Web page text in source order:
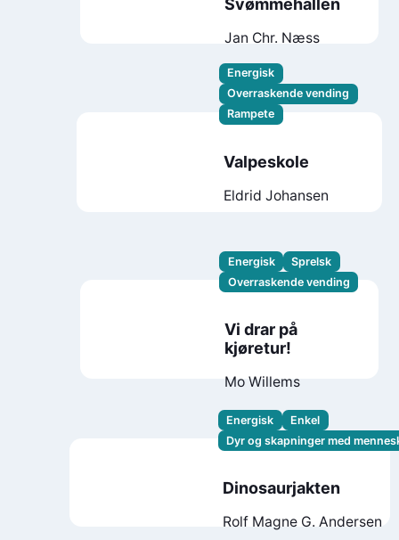
Svømmehallen
Jan Chr. Næss
Energisk
Overraskende vending
Rampete
Valpeskole
Eldrid Johansen
Energisk
Sprelsk
Overraskende vending
Vi drar på
kjøretur!
Mo Willems
Energisk
Enkel
Dyr og skapninger med
Dinosaurjakten
Rolf Magne G. Andersen